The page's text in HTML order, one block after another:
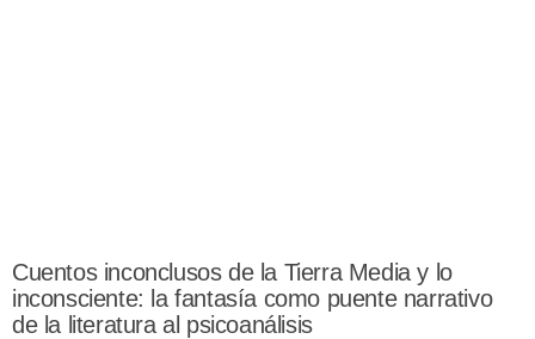
Cuentos inconclusos de la Tierra Media y lo
inconsciente: la fantasía como puente narrativo
de la literatura al psicoanálisis